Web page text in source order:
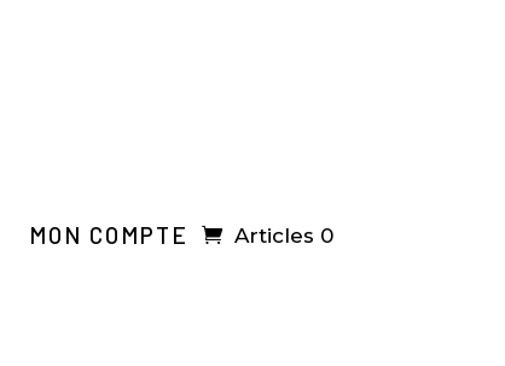
MON COMPTE Articles 0